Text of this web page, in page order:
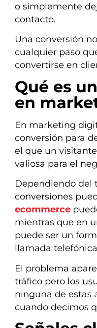
o simplemente
contacto.
Una conversión
cualquier paso
convertirse en
Qué es
en
En marketing
conversión para
el que un
valiosa para el
Dependiendo del
conversiones
ecommerce
mientras que en
puede ser un
llamada
El problema
tráfico pero los
ninguna de estas
cuando decimos